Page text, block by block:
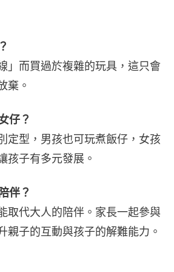
」而買過於複雜的玩具，這只會
棄。
仔？
定型，男孩也可玩煮飯仔，女孩
孩子有多元發展。
伴？
取代大人的陪伴。家長一起參與
親子的互動與孩子的解難能力。